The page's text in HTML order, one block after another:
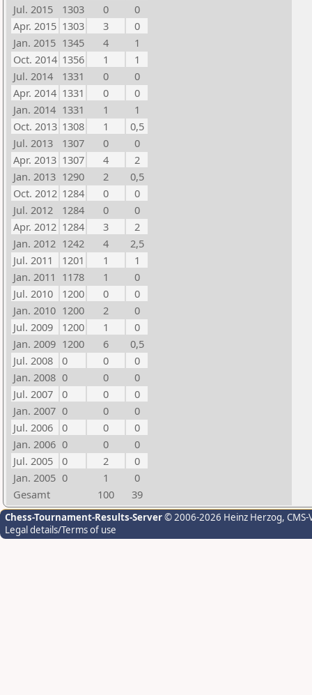
Jul. 2015
1303 0
0
Apr. 2015 1303 3
0
Jan. 2015 1345 4
1
Oct. 2014 1356 1
1
Jul. 2014
1331 0
0
Apr. 2014 1331 0
0
Jan. 2014 1331 1
1
Oct. 2013 1308 1
0,5
Jul. 2013
1307 0
0
Apr. 2013 1307 4
2
Jan. 2013 1290 2
0,5
Oct. 2012 1284 0
0
Jul. 2012
1284 0
0
Apr. 2012 1284 3
2
Jan. 2012 1242 4
2,5
Jul. 2011
1201 1
1
Jan. 2011 1178 1
0
Jul. 2010
1200 0
0
Jan. 2010 1200 2
0
Jul. 2009
1200 1
0
Jan. 2009 1200 6
0,5
Jul. 2008
0 0
0
Jan. 2008 0 0
0
Jul. 2007
0 0
0
Jan. 2007 0 0
0
Jul. 2006
0 0
0
Jan. 2006 0 0
0
Jul. 2005
0 2
0
Jan. 2005 0 1
0
Gesamt
100 39
Chess-Tournament-Results-Server© 2006-2026 Heinz Herzog,
Legal details/Terms of use